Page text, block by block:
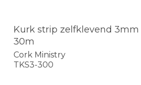
Kurk strip zelfklevend
30m
Cork Ministry
TKS3-300